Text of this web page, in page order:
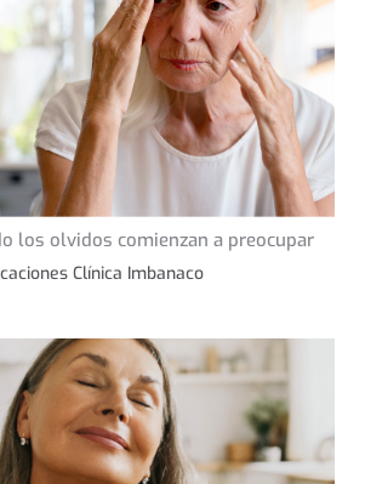
los olvidos comienzan a preocupar
Clínica Imbanaco